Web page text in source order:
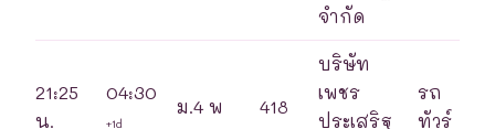
จำกัด
21:25
น.
04:30
+1d
ม.4 พ 418
บริษัท
เพชร
ประเสริฐ
รถ
ทัวร์